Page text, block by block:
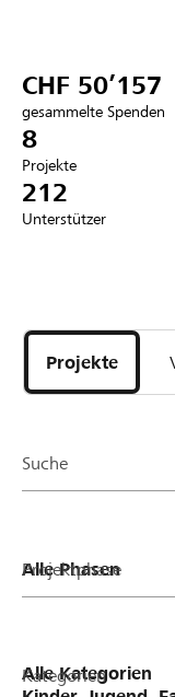
Anmelden
DE FR IT
CHF 50’157
gesammelte Spenden
8
Projekte
212
Unterstützer
Projekte
und
Organisationen
Projekte
Suche
Projektphase
Kategorien